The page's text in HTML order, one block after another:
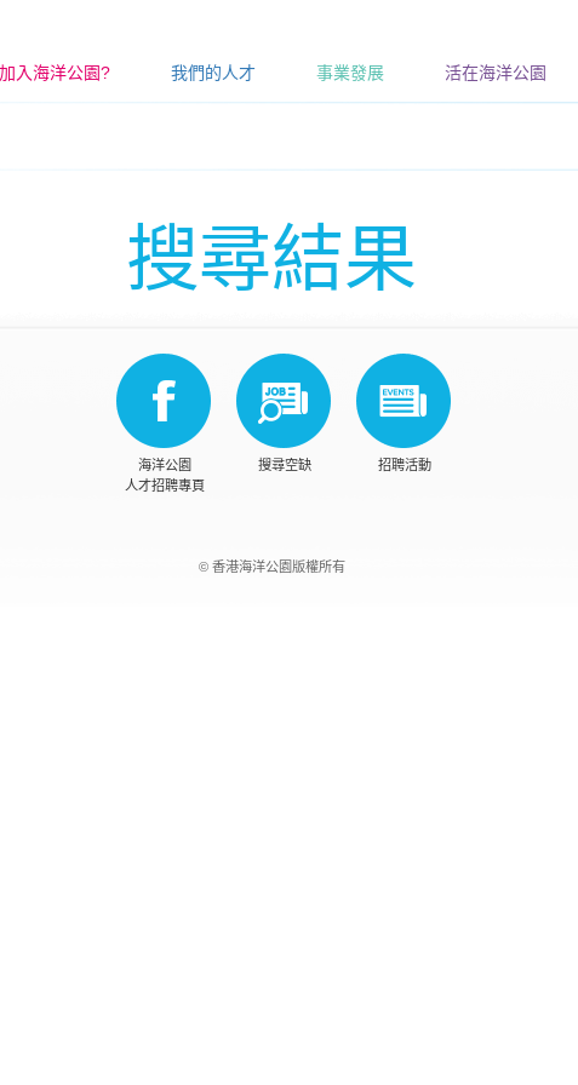
入海洋公園? 我們的人才 事業發展 活在海洋公園
搜尋結果
海洋公園
人才招聘專頁
搜尋空缺 招聘活動
© 香港海洋公園版權所有